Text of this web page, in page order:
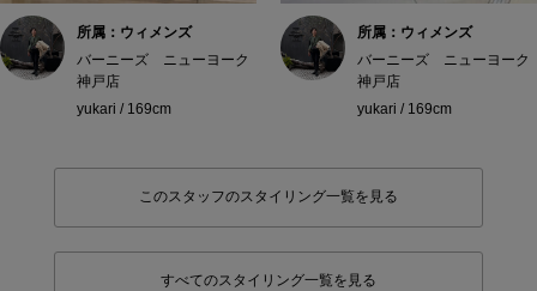
所属：ウィメンズ
バーニーズ ニューヨーク
神戸店
yukari / 169cm
所属：ウィメンズ
バーニーズ ニューヨーク
神戸店
yukari / 169cm
このスタッフのスタイリング一覧を見る
すべてのスタイリング一覧を見る